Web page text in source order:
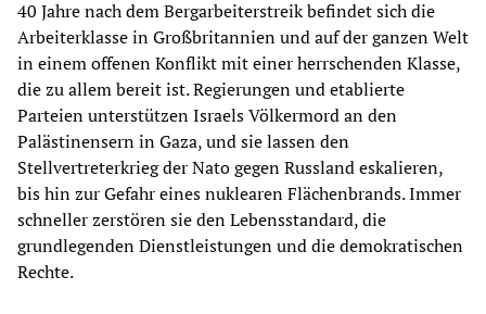
40 Jahre nach dem Bergarbeiterstreik befindet sich die
Arbeiterklasse in Großbritannien und auf der ganzen Welt
in einem offenen Konflikt mit einer herrschenden Klasse,
die zu allem bereit ist. Regierungen und etablierte
Parteien unterstützen Israels Völkermord an den
Palästinensern in Gaza, und sie lassen den
Stellvertreterkrieg der Nato gegen Russland eskalieren,
bis hin zur Gefahr eines nuklearen Flächenbrands. Immer
schneller zerstören sie den Lebensstandard, die
grundlegenden Dienstleistungen und die demokratischen
Rechte.